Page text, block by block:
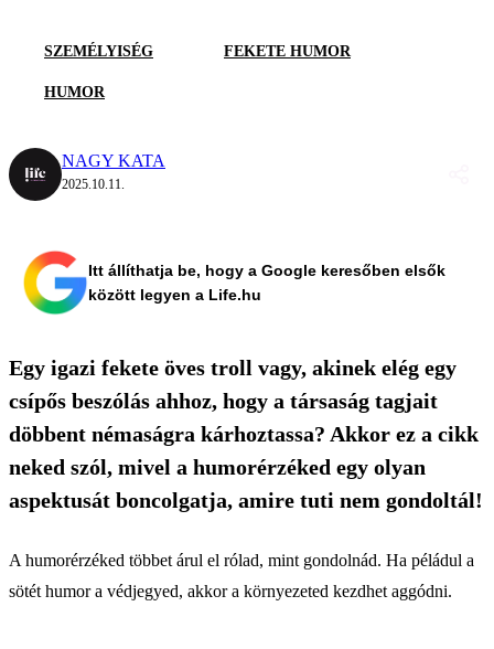
SZEMÉLYISÉG FEKETE HUMOR
HUMOR
NAGY KATA
2025.10.11.
Itt állíthatja be, hogy a Google keresőben elsők
között legyen a Life.hu
Egy igazi fekete öves troll vagy, akinek elég egy
csípős beszólás ahhoz, hogy a társaság tagjait
döbbent némaságra kárhoztassa? Akkor ez a cikk
neked szól, mivel a humorérzéked egy olyan
aspektusát boncolgatja, amire tuti nem gondoltál!
A humorérzéked többet árul el rólad, mint gondolnád. Ha péládul a
sötét humor a védjegyed, akkor a környezeted kezdhet aggódni.